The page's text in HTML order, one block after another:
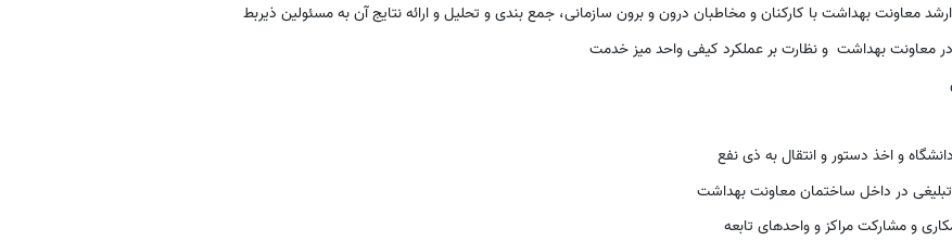
معاونت بهداشت با کارکنان و مخاطبان درون و برون سازمانی، جمع بندی و تحلیل و ارائه نتایج آن به مسئولین ذیربط
در معاونت بهداشت و نظارت بر عملکرد کیفی واحد میز خدمت
و اخذ دستور و انتقال به ذی نفع
در داخل ساختمان معاونت بهداشت
و مشارکت مراکز و واحدهای تابعه